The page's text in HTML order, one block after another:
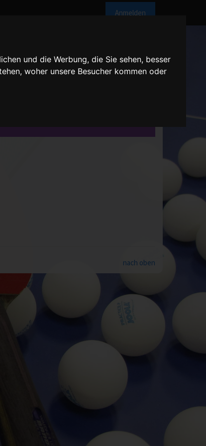
und die Werbung, die Sie sehen, besser
woher unsere Besucher kommen oder
Anmelden
nach oben